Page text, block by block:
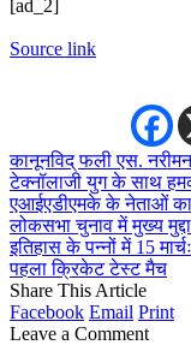
[ad_2]
Source link
कानूनविद् फली एस.
टेक्नॉलाजी युग के साथ
एआईएडीएमके के नेताओं का
लोकसभा चुनाव में मुख्य
इतिहास के पन्नों में 15
पहला क्रिकेट टेस्ट मैच
Share This Article
Facebook Email Print
Leave a Comment